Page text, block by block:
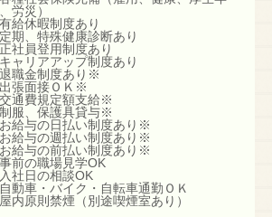
労災）
有給休暇制度あり
定期、特殊健康診断あり
正社員登用制度あり
キャリアアップ制度あり
退職金制度あり※
出張面接ＯＫ※
交通費規定額支給※
制服、保護具貸与※
お給与の日払い制度あり※
お給与の週払い制度あり※
お給与の前払い制度あり※
事前の職場見学OK
入社日の相談OK
自動車・バイク・自転車通勤ＯＫ
屋内原則禁煙（別途喫煙室あり）